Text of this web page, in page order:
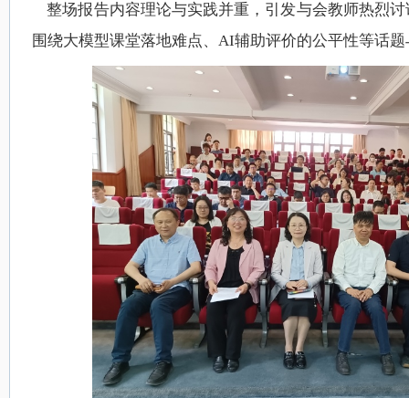
整场报告内容理论与实践并重，引发与会教师热烈
围绕大模型课堂落地难点、AI辅助评价的公平性等话